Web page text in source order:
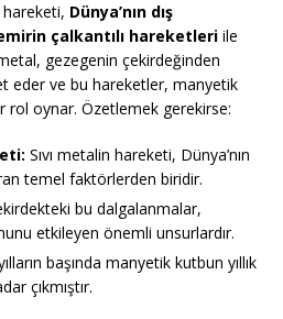
hareketi, Dünya’nın dış
çalkantılı hareketleri ile
gezegenin çekirdeğinden
eder ve bu hareketler, manyetik
rol oynar. Özetlemek gerekirse:
Sıvı metalin hareketi, Dünya’nın
temel faktörlerden biridir.
bu dalgalanmalar,
etkileyen önemli unsurlardır.
başında manyetik kutbun yıllık
çıkmıştır.